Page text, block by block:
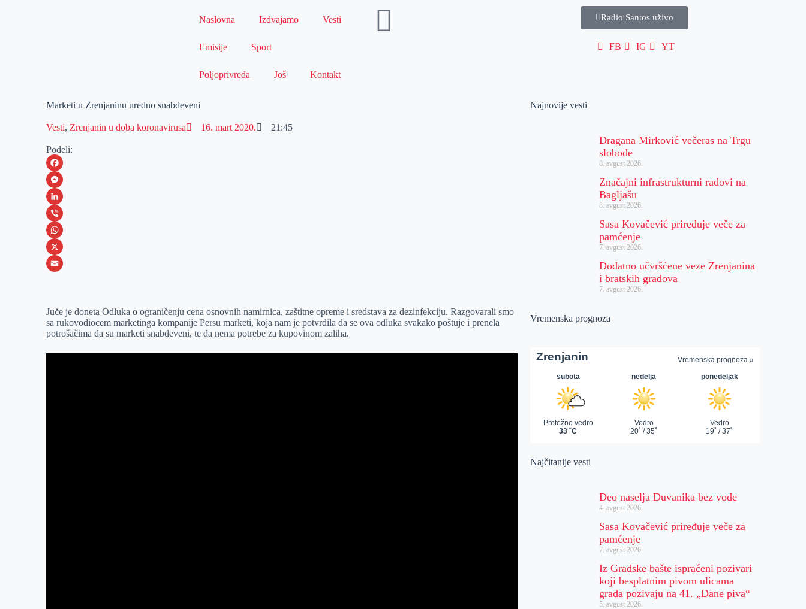
Naslovna Izdvajamo Vesti
Emisije Sport
Poljoprivreda Još Kontakt
Radio Santos uživo
FB IG YT
Marketi u Zrenjaninu uredno snabdeveni
Vesti, Zrenjanin u doba koronavirusa 16. mart 2020. 21:45
Podeli:
F
a
c
e
b
o
M
e
s
s
e
e
r
L
i
n
k
I
n
V
i
b
W
h
s
A
X
a
i
Juče je doneta Odluka o ograničenju cena osnovnih namirnica, zaštitne opreme i sredstava za dezinfekciju. Razgovarali smo
sa rukovodiocem marketinga kompanije Persu marketi, koja nam je potvrdila da se ova odluka svakako poštuje i prenela
potrošačima da su marketi snabdeveni, te da nema potrebe za kupovinom zaliha.
Najnovije vesti
Dragana Mirković večeras na Trgu
slobode
8. avgust 2026.
Značajni infrastrukturni radovi na
Bagljašu
8. avgust 2026.
Sasa Kovačević priređuje veče za
pamćenje
7. avgust 2026.
Dodatno učvršćene veze Zrenjanina
i bratskih gradova
7. avgust 2026.
Vremenska prognoza
Najčitanije vesti
Deo naselja Duvanika bez vode
4. avgust 2026.
Sasa Kovačević priređuje veče za
pamćenje
7. avgust 2026.
Iz Gradske bašte ispraćeni pozivari
koji besplatnim pivom ulicama
grada pozivaju na 41. „Dane piva“
5. avgust 2026.